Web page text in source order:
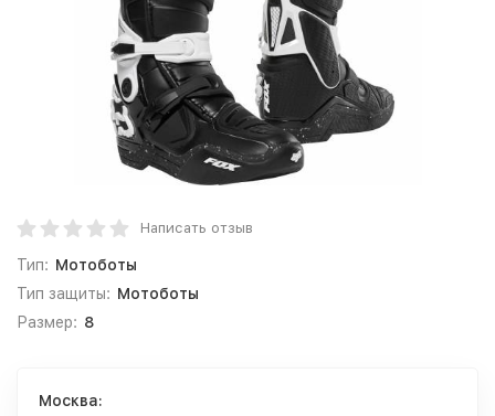
Написать отзыв
Тип: Мотоботы
Тип защиты: Мотоботы
Размер: 8
Москва: